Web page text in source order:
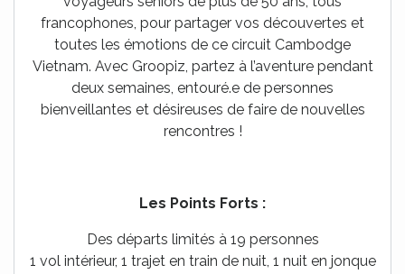
francophones, pour partager vos découvertes et
toutes les émotions de ce circuit Cambodge
Vietnam. Avec Groopiz, partez à l’aventure pendant
deux semaines, entouré.e de personnes
bienveillantes et désireuses de faire de nouvelles
rencontres !
Les Points Forts :
Des départs limités à 19 personnes
1 vol intérieur, 1 trajet en train de nuit, 1 nuit en jonque